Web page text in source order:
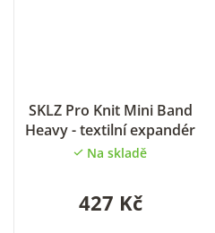
SKLZ Pro Knit Mini Band
Heavy - textilní expandér
Na skladě
427 Kč